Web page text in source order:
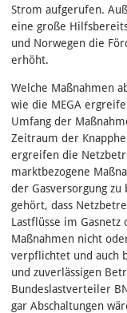
Strom aufgerufen.
eine große
und Norwegen die
erhöht.
Welche Maßnahmen
wie die MEGA
Umfang der
Zeitraum der
ergreifen die
marktbezogene
der Gasversorgung zu
gehört, dass
Lastflüsse im
Maßnahmen nicht
verpflichtet und auch
und zuverlässigen
Bundeslastverteiler
gar Abschaltungen